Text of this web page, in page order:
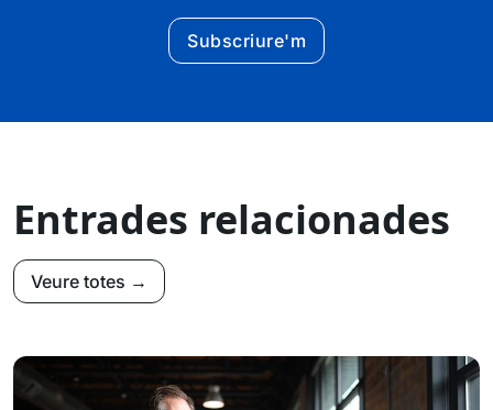
Subscriure'm
Entrades relacionades
Veure totes →